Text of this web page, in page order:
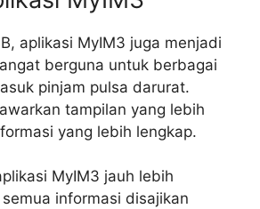
aplikasi MyIM3 juga menjadi
berguna untuk berbagai
pinjam pulsa darurat.
tampilan yang lebih
yang lebih lengkap.
MyIM3 jauh lebih
informasi disajikan